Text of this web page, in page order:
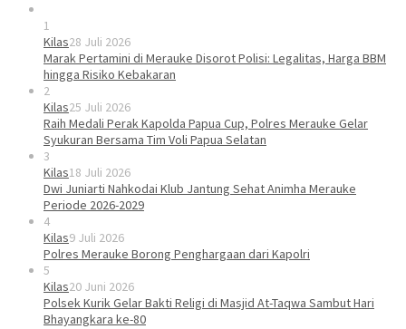
1
Kilas28 Juli 2026
Marak Pertamini di Merauke Disorot Polisi: Legalitas, Harga BBM
hingga Risiko Kebakaran
2
Kilas25 Juli 2026
Raih Medali Perak Kapolda Papua Cup, Polres Merauke Gelar
Syukuran Bersama Tim Voli Papua Selatan
3
Kilas18 Juli 2026
Dwi Juniarti Nahkodai Klub Jantung Sehat Animha Merauke
Periode 2026-2029
4
Kilas9 Juli 2026
Polres Merauke Borong Penghargaan dari Kapolri
5
Kilas20 Juni 2026
Polsek Kurik Gelar Bakti Religi di Masjid At-Taqwa Sambut Hari
Bhayangkara ke-80